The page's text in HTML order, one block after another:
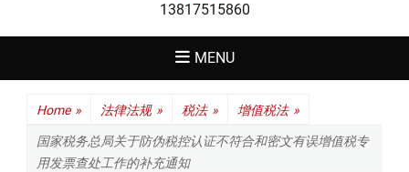
13817515860
MENU
Home » 法律法规 » 税法 » 增值税法 »
国家税务总局关于防伪税控认证不符合和密文有误增值税专
用发票查处工作的补充通知